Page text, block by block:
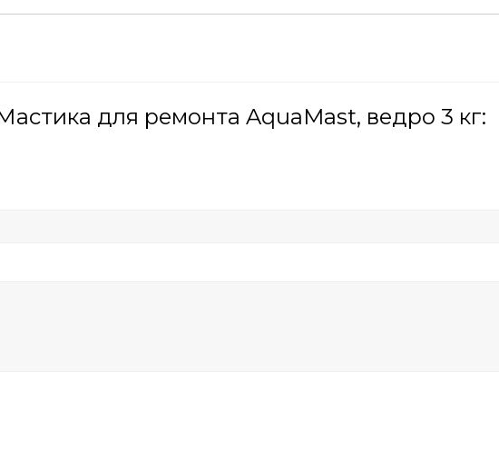
для ремонта AquaMast, ведро 3 кг: